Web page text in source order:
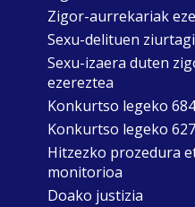
Zigor-aurrekariak
Sexu-delituen
Sexu-izaera duten
ezereztea
Konkurtso legeko
Konkurtso legeko
Hitzezko prozedura
monitorioa
Doako justizia